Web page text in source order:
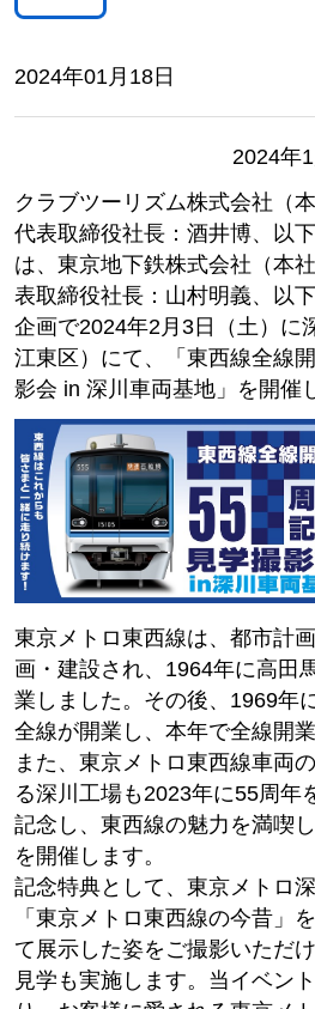
2024年01月18日
2024年
クラブツーリズム株式会社（
代表取締役社長：酒井博、以
は、東京地下鉄株式会社（本
表取締役社長：山村明義、以
企画で2024年2月3日（土）に
江東区）にて、「東西線全線
影会 in 深川車両基地」を開催
東京メトロ東西線は、都市計
画・建設され、1964年に高田
業しました。その後、1969年
全線が開業し、本年で全線開
また、東京メトロ東西線車両
る深川工場も2023年に55周年
記念し、東西線の魅力を満喫
を開催します。
記念特典として、東京メトロ
「東京メトロ東西線の今昔」
て展示した姿をご撮影いただ
見学も実施します。当イベン